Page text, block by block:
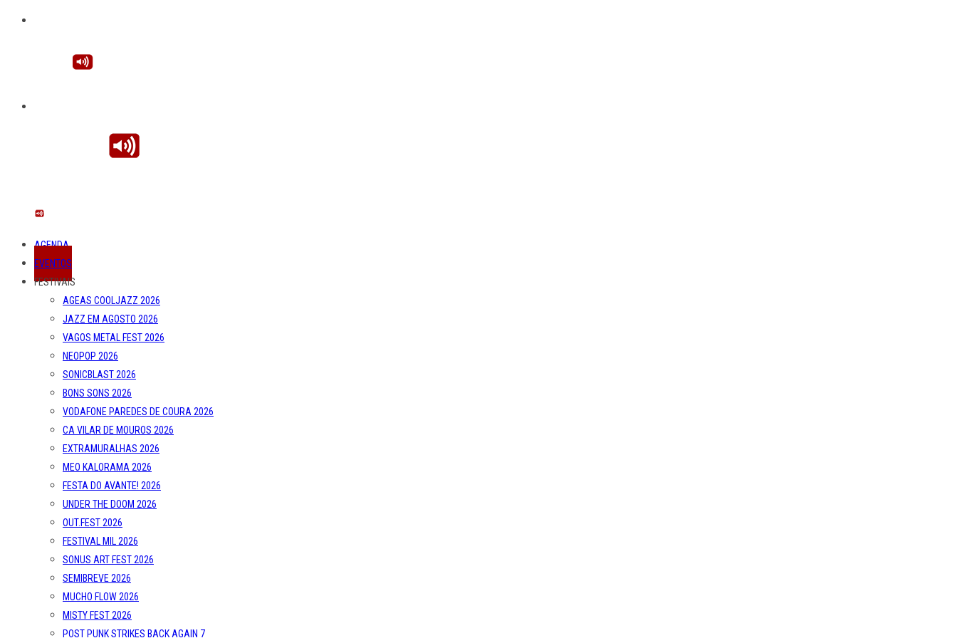
AGENDA
EVENTOS
FESTIVAIS
AGEAS COOLJAZZ 2026
JAZZ EM AGOSTO 2026
VAGOS METAL FEST 2026
NEOPOP 2026
SONICBLAST 2026
BONS SONS 2026
VODAFONE PAREDES DE COURA 2026
CA VILAR DE MOUROS 2026
EXTRAMURALHAS 2026
MEO KALORAMA 2026
FESTA DO AVANTE! 2026
UNDER THE DOOM 2026
OUT.FEST 2026
FESTIVAL MIL 2026
SONUS ART FEST 2026
SEMIBREVE 2026
MUCHO FLOW 2026
MISTY FEST 2026
POST PUNK STRIKES BACK AGAIN 7